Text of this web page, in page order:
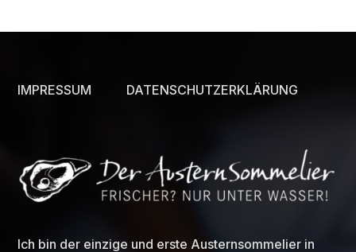
IMPRESSUM DATENSCHUTZERKLÄRUNG
Ich bin der einzige und erste Austernsommelier in